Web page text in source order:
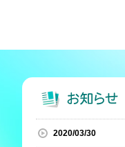
2020/03/30